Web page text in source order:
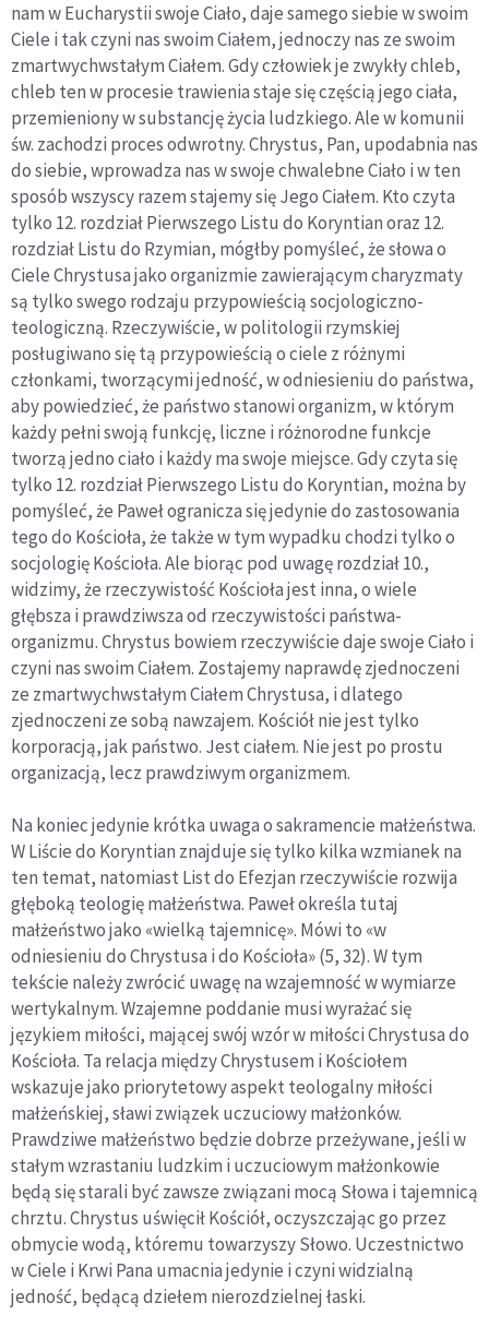
nam w Eucharystii swoje Ciało, daje samego siebie w swoim
Ciele i tak czyni nas swoim Ciałem, jednoczy nas ze swoim
zmartwychwstałym Ciałem. Gdy człowiek je zwykły chleb,
chleb ten w procesie trawienia staje się częścią jego ciała,
przemieniony w substancję życia ludzkiego. Ale w komunii
św. zachodzi proces odwrotny. Chrystus, Pan, upodabnia nas
do siebie, wprowadza nas w swoje chwalebne Ciało i w ten
sposób wszyscy razem stajemy się Jego Ciałem. Kto czyta
tylko 12. rozdział Pierwszego Listu do Koryntian oraz 12.
rozdział Listu do Rzymian, mógłby pomyśleć, że słowa o
Ciele Chrystusa jako organizmie zawierającym charyzmaty
są tylko swego rodzaju przypowieścią socjologiczno-
teologiczną. Rzeczywiście, w politologii rzymskiej
posługiwano się tą przypowieścią o ciele z różnymi
członkami, tworzącymi jedność, w odniesieniu do państwa,
aby powiedzieć, że państwo stanowi organizm, w którym
każdy pełni swoją funkcję, liczne i różnorodne funkcje
tworzą jedno ciało i każdy ma swoje miejsce. Gdy czyta się
tylko 12. rozdział Pierwszego Listu do Koryntian, można by
pomyśleć, że Paweł ogranicza się jedynie do zastosowania
tego do Kościoła, że także w tym wypadku chodzi tylko o
socjologię Kościoła. Ale biorąc pod uwagę rozdział 10.,
widzimy, że rzeczywistość Kościoła jest inna, o wiele
głębsza i prawdziwsza od rzeczywistości państwa-
organizmu. Chrystus bowiem rzeczywiście daje swoje Ciało i
czyni nas swoim Ciałem. Zostajemy naprawdę zjednoczeni
ze zmartwychwstałym Ciałem Chrystusa, i dlatego
zjednoczeni ze sobą nawzajem. Kościół nie jest tylko
korporacją, jak państwo. Jest ciałem. Nie jest po prostu
organizacją, lecz prawdziwym organizmem.
Na koniec jedynie krótka uwaga o sakramencie małżeństwa.
W Liście do Koryntian znajduje się tylko kilka wzmianek na
ten temat, natomiast List do Efezjan rzeczywiście rozwija
głęboką teologię małżeństwa. Paweł określa tutaj
małżeństwo jako «wielką tajemnicę». Mówi to «w
odniesieniu do Chrystusa i do Kościoła» (5, 32). W tym
tekście należy zwrócić uwagę na wzajemność w wymiarze
wertykalnym. Wzajemne poddanie musi wyrażać się
językiem miłości, mającej swój wzór w miłości Chrystusa do
Kościoła. Ta relacja między Chrystusem i Kościołem
wskazuje jako priorytetowy aspekt teologalny miłości
małżeńskiej, sławi związek uczuciowy małżonków.
Prawdziwe małżeństwo będzie dobrze przeżywane, jeśli w
stałym wzrastaniu ludzkim i uczuciowym małżonkowie
będą się starali być zawsze związani mocą Słowa i tajemnicą
chrztu. Chrystus uświęcił Kościół, oczyszczając go przez
obmycie wodą, któremu towarzyszy Słowo. Uczestnictwo
w Ciele i Krwi Pana umacnia jedynie i czyni widzialną
jedność, będącą dziełem nierozdzielnej łaski.